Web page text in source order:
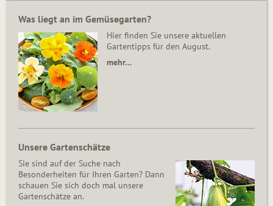
Was liegt an im Gemüsegarten?
Hier finden Sie unsere aktuellen
Gartentipps für den August.
mehr…
Unsere Gartenschätze
Sie sind auf der Suche nach
Besonderheiten für Ihren Garten? Dann
schauen Sie sich doch mal unsere
Gartenschätze an.